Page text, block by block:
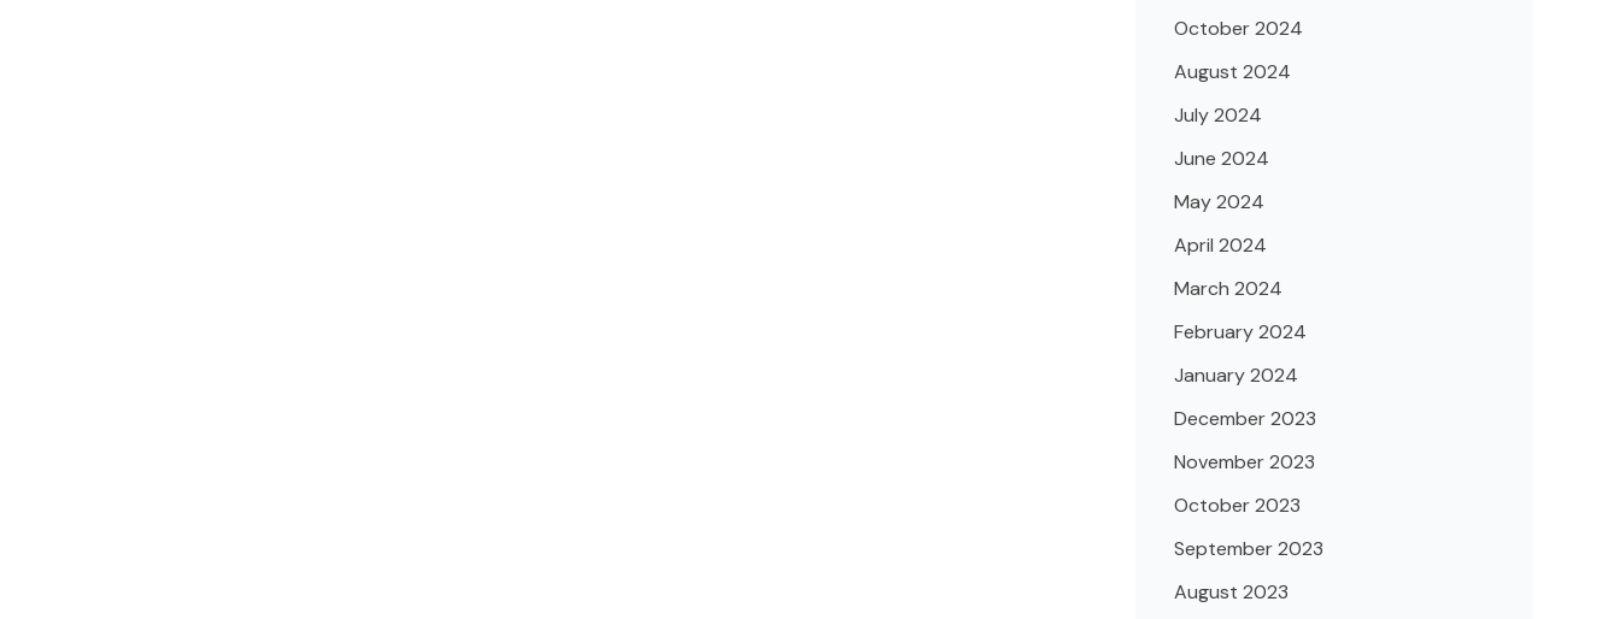
October 2024
August 2024
July 2024
June 2024
May 2024
April 2024
March 2024
February 2024
January 2024
December 2023
November 2023
October 2023
September 2023
August 2023